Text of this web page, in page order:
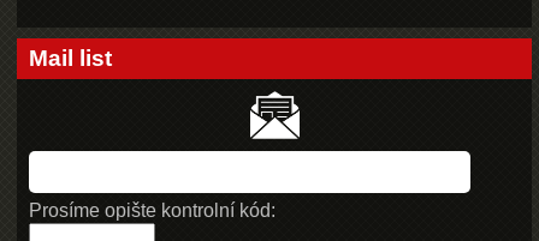
Mail list
Prosíme opište kontrolní kód: